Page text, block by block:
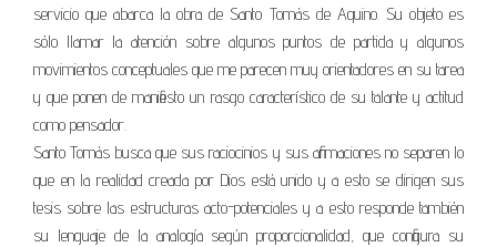
servicio que abarca la obra de Santo Tomás de Aquino. Su objeto es
sólo llamar la atención sobre algunos puntos de partida y algunos
movimientos conceptuales que me parecen muy orientadores en su tarea
y que ponen de manifiesto un rasgo característico de su talante y actitud
como pensador.
Santo Tomás busca que sus raciocinios y sus afirmaciones no separen lo
que en la realidad creada por Dios está unido y a esto se dirigen sus
tesis sobre las estructuras acto-potenciales y a esto responde también
su lenguaje de la analogía según proporcionalidad, que configura su